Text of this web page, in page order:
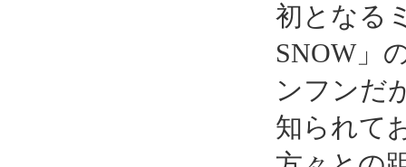
初となる
SNOW」
ンフンだ
知られて